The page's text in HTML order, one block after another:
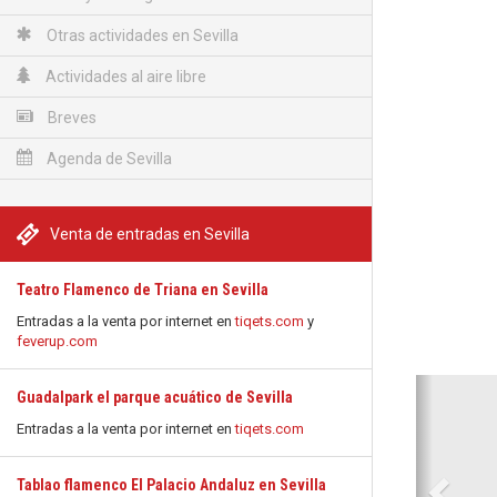
Otras actividades en Sevilla
Actividades al aire libre
Breves
Agenda de Sevilla
Venta de entradas en Sevilla
Teatro Flamenco de Triana en Sevilla
Entradas a la venta por internet entiqets.com y
feverup.com
Guadalpark el parque acuático de Sevilla
Entradas a la venta por internet entiqets.com
Tablao flamenco El Palacio Andaluz en Sevilla